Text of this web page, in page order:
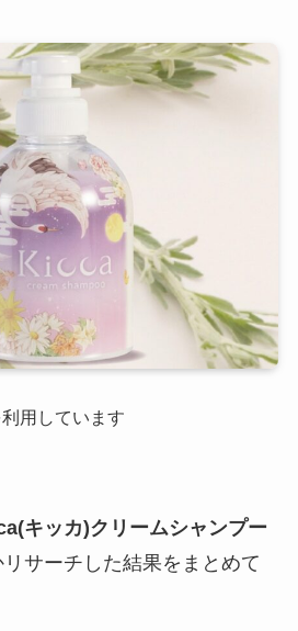
用しています
キッカ)クリームシャンプー
リサーチした結果をまとめて